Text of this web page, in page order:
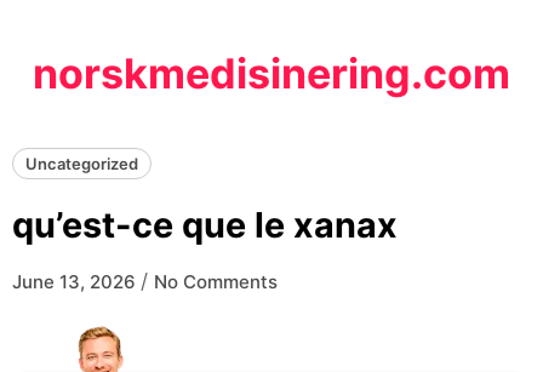
contentnorskmedisinering.com
Uncategorized
qu’est-ce que le xanax
June 13, 2026 / No Comments